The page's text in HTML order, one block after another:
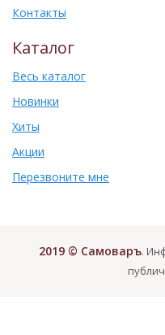
Контакты
Каталог
Весь каталог
Новинки
Хиты
Акции
Перезвоните мне
2019 © Самоваръ.